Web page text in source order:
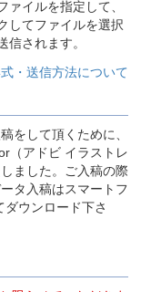
ァイルを指定して、
してファイルを選択
信されます。
・送信方法について
をして頂くために、
（アドビ イラストレ
ました。ご入稿の際
タ入稿はスマートフ
ウンロード下さ